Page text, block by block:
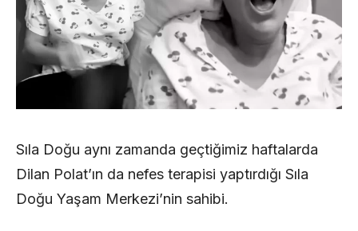
Sıla Doğu aynı zamanda geçtiğimiz haftalarda
Dilan Polat’ın da nefes terapisi yaptırdığı Sıla
Doğu Yaşam Merkezi’nin sahibi.